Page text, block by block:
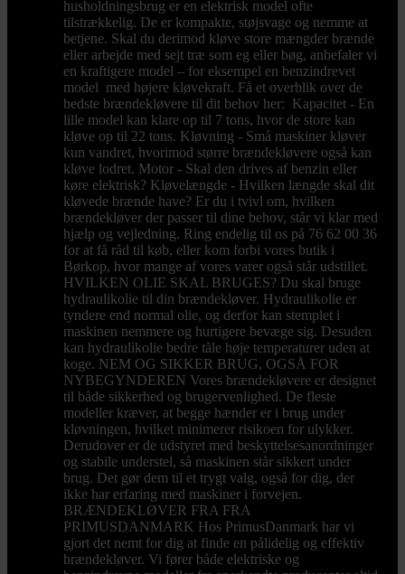
husholdningsbrug er en elektrisk model ofte
tilstrækkelig. De er kompakte, støjsvage og nemme at
betjene. Skal du derimod kløve store mængder brænde
eller arbejde med sejt træ som eg eller bøg, anbefaler vi
en kraftigere model – for eksempel en benzindrevet
model med højere kløvekraft. Få et overblik over de
bedste brændekløvere til dit behov her: Kapacitet - En
lille model kan klare op til 7 tons, hvor de store kan
kløve op til 22 tons. Kløvning - Små maskiner kløver
kun vandret, hvorimod større brændekløvere også kan
kløve lodret. Motor - Skal den drives af benzin eller
køre elektrisk? Kløvelængde - Hvilken længde skal dit
kløvede brænde have? Er du i tvivl om, hvilken
brændekløver der passer til dine behov, står vi klar med
hjælp og vejledning. Ring endelig til os på 76 62 00 36
for at få råd til køb, eller kom forbi vores butik i
Børkop, hvor mange af vores varer også står udstillet.
HVILKEN OLIE SKAL BRUGES? Du skal bruge
hydraulikolie til din brændekløver. Hydraulikolie er
tyndere end normal olie, og derfor kan stemplet i
maskinen nemmere og hurtigere bevæge sig. Desuden
kan hydraulikolie bedre tåle høje temperaturer uden at
koge. NEM OG SIKKER BRUG, OGSÅ FOR
NYBEGYNDEREN Vores brændekløvere er designet
til både sikkerhed og brugervenlighed. De fleste
modeller kræver, at begge hænder er i brug under
kløvningen, hvilket minimerer risikoen for ulykker.
Derudover er de udstyret med beskyttelsesanordninger
og stabile understel, så maskinen står sikkert under
brug. Det gør dem til et trygt valg, også for dig, der
ikke har erfaring med maskiner i forvejen.
BRÆNDEKLØVER FRA FRA
PRIMUSDANMARK Hos PrimusDanmark har vi
gjort det nemt for dig at finde en pålidelig og effektiv
brændekløver. Vi fører både elektriske og